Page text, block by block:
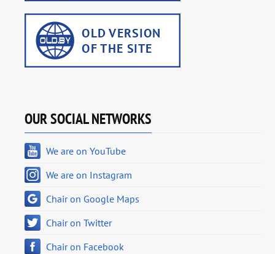
OUR SOCIAL NETWORKS
We are on YouTube
We are on Instagram
Chair on Google Maps
Chair on Twitter
Chair on Facebook